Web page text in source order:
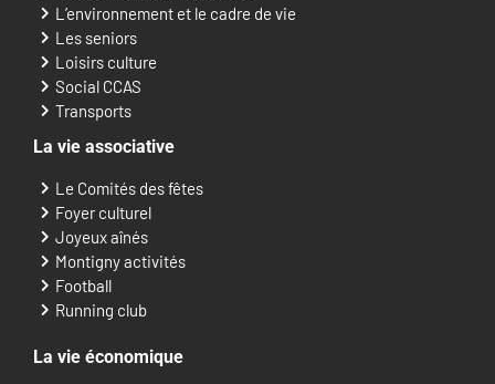
L’environnement et le cadre de vie
Les seniors
Loisirs culture
Social CCAS
Transports
La vie associative
Le Comités des fêtes
Foyer culturel
Joyeux aînés
Montigny activités
Football
Running club
La vie économique